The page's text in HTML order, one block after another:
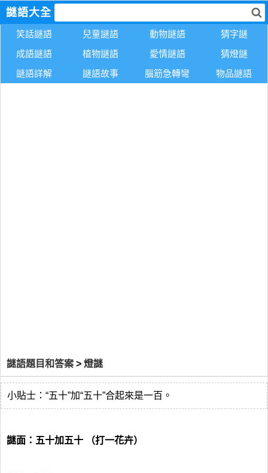
謎語大全
笑話謎語 兒童謎語 動物謎語
猜字謎
成語謎語
植物謎語 愛情謎語
猜燈謎
謎語詳解
謎語故事 腦筋急轉彎 物品謎語
謎語題目和答案 > 燈謎
小貼士：“五十”加“五十”合起來是一百。
謎面：五十加五十 （打一花卉）